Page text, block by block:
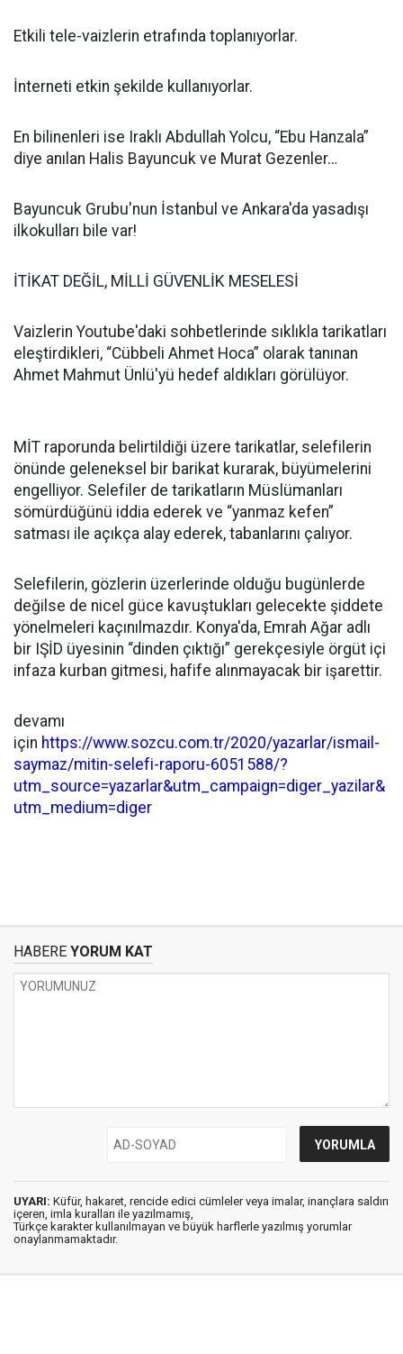
Etkili tele-vaizlerin etrafında toplanıyorlar.
İnterneti etkin şekilde kullanıyorlar.
En bilinenleri ise Iraklı Abdullah Yolcu, “Ebu Hanzala”
diye anılan Halis Bayuncuk ve Murat Gezenler…
Bayuncuk Grubu'nun İstanbul ve Ankara'da yasadışı
ilkokulları bile var!
İTİKAT DEĞİL, MİLLİ GÜVENLİK MESELESİ
Vaizlerin Youtube'daki sohbetlerinde sıklıkla tarikatları
eleştirdikleri, “Cübbeli Ahmet Hoca” olarak tanınan
Ahmet Mahmut Ünlü'yü hedef aldıkları görülüyor.
MİT raporunda belirtildiği üzere tarikatlar, selefilerin
önünde geleneksel bir barikat kurarak, büyümelerini
engelliyor. Selefiler de tarikatların Müslümanları
sömürdüğünü iddia ederek ve “yanmaz kefen”
satması ile açıkça alay ederek, tabanlarını çalıyor.
Selefilerin, gözlerin üzerlerinde olduğu bugünlerde
değilse de nicel güce kavuştukları gelecekte şiddete
yönelmeleri kaçınılmazdır. Konya'da, Emrah Ağar adlı
bir IŞİD üyesinin “dinden çıktığı” gerekçesiyle örgüt içi
infaza kurban gitmesi, hafife alınmayacak bir işarettir.
devamı
için https://www.sozcu.com.tr/2020/yazarlar/ismail-
saymaz/mitin-selefi-raporu-6051588/?
utm_source=yazarlar&utm_campaign=diger_yazilar&
utm_medium=diger
HABERE YORUM KAT
UYARI: Küfür, hakaret, rencide edici cümleler veya imalar, inançlara saldırı
içeren, imla kuralları ile yazılmamış,
Türkçe karakter kullanılmayan ve büyük harflerle yazılmış yorumlar
onaylanmamaktadır.